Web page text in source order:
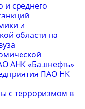
и среднего
и
области на
АНК «Башнефть»
ПАО НК
с терроризмом в